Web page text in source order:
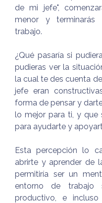
de mi jefe",
menor y terminarás
trabajo.
¿Qué pasaría si
pudieras ver la
la cual te des cuenta
jefe eran
forma de pensar y
lo mejor para ti, y que
para ayudarte y
Esta percepción lo
abrirte y aprender de
permitiría ser un
entorno de trabajo
productivo, e